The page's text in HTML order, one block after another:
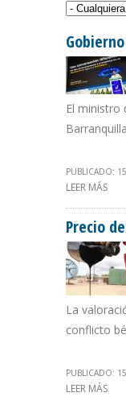
El ministro
PUBLICADO:
LEER MÁS
Precio
La
conflicto
PUBLICADO:
LEER MÁS